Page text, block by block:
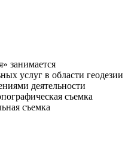
занимается
услуг в области геодезии
деятельности
съемка
съемка